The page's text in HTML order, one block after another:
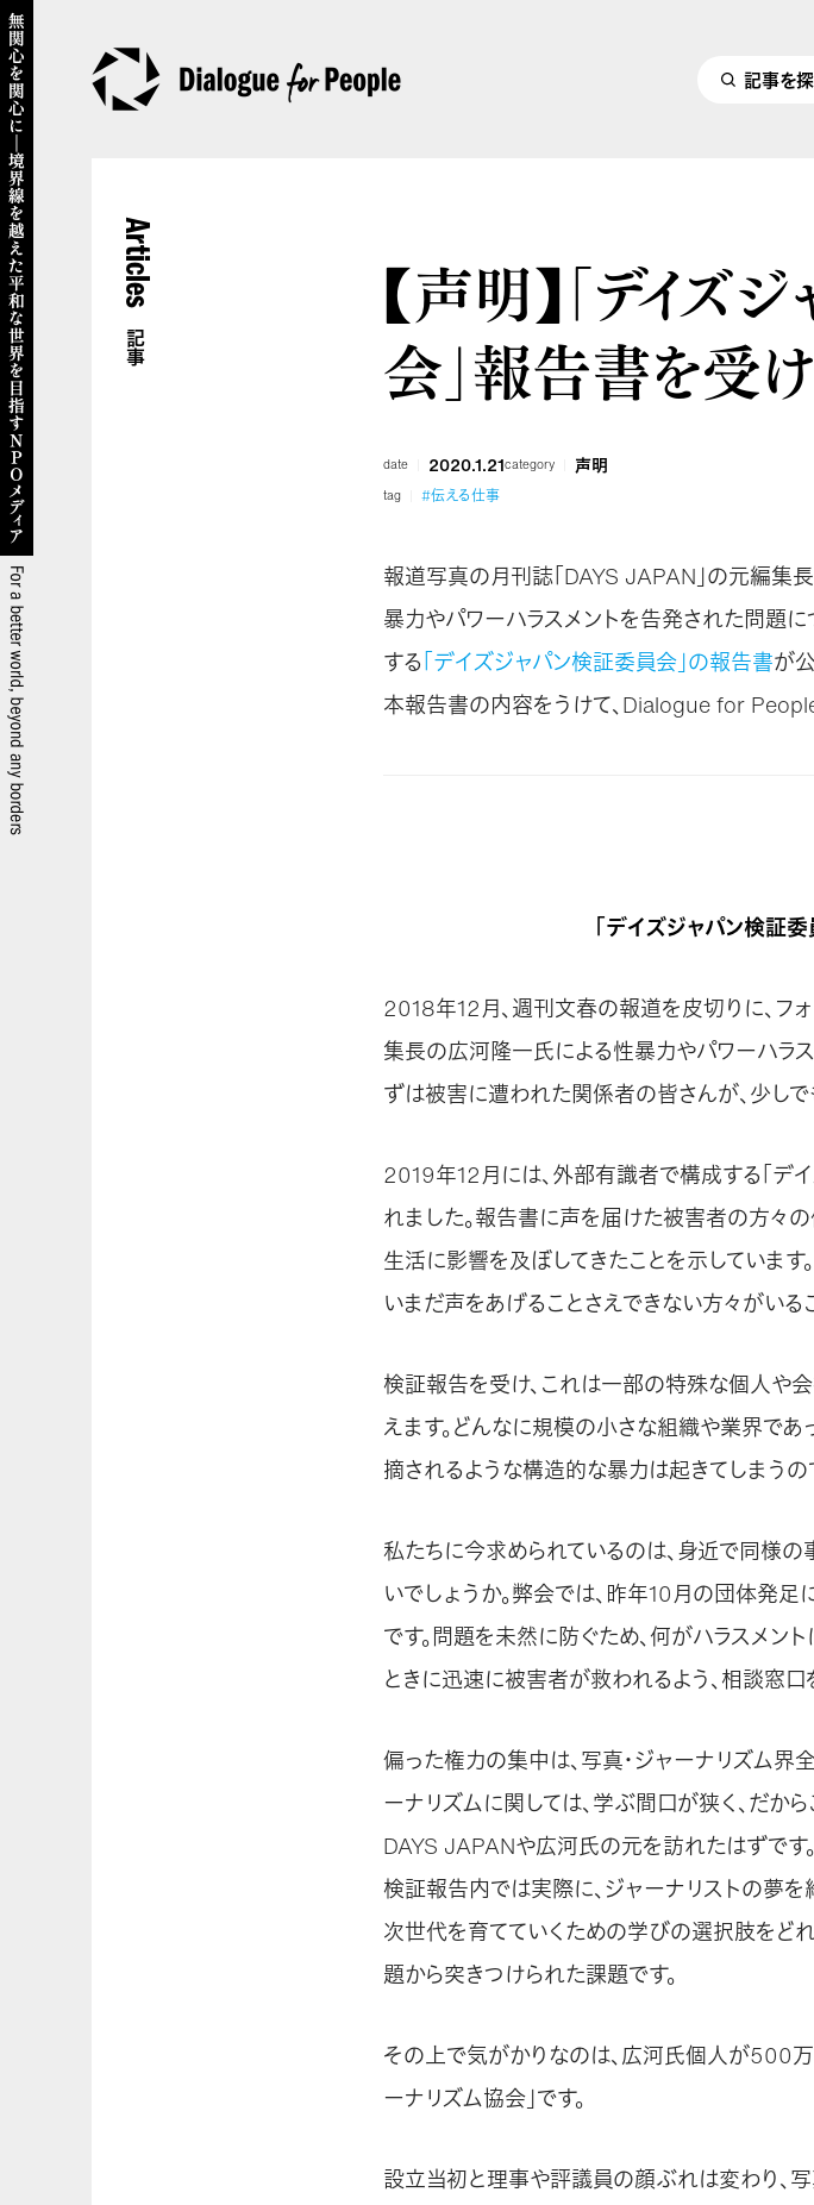
記事を
Articles
記事
【声明】「デイズ
会」報告書を受
date 2020.1.21category 声明
tag #伝える仕事
報道写真の月刊誌「DAYS JAPAN」の元編集
暴力やパワーハラスメントを告発された問題
する「デイズジャパン検証委員会」の報告書が
本報告書の内容をうけて、Dialogue for
「デイズジャパン検証
2018年12月、週刊文春の報道を皮切りに、フ
集長の広河隆一氏による性暴力やパワーハラ
ずは被害に遭われた関係者の皆さんが、少し
2019年12月には、外部有識者で構成する「デ
れました。報告書に声を届けた被害者の方々
生活に影響を及ぼしてきたことを示しています
いまだ声をあげることさえできない方々がいる
検証報告を受け、これは一部の特殊な個人や
えます。どんなに規模の小さな組織や業界であ
摘されるような構造的な暴力は起きてしまうの
私たちに今求められているのは、身近で同様
いでしょうか。弊会では、昨年10月の団体発
です。問題を未然に防ぐため、何がハラスメン
ときに迅速に被害者が救われるよう、相談窓口
偏った権力の集中は、写真・ジャーナリズム界
ーナリズムに関しては、学ぶ間口が狭く、だか
DAYS JAPANや広河氏の元を訪れたはずです。
検証報告内では実際に、ジャーナリストの夢を
次世代を育てていくための学びの選択肢をど
題から突きつけられた課題です。
その上で気がかりなのは、広河氏個人が500万
ーナリズム協会」です。
設立当初と理事や評議員の顔ぶれは変わり、